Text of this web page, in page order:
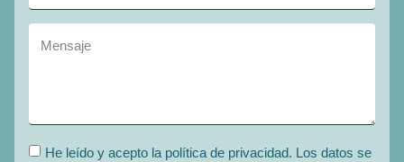
He leído y acepto la política de privacidad. Los datos se